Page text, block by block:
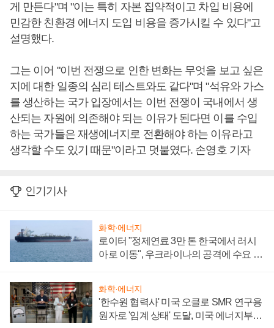
게 만든다"며 "이는 특히 자본 집약적이고 차입 비용에
민감한 친환경 에너지 도입 비용을 증가시킬 수 있다"고
설명했다.
그는 이어 "이번 전쟁으로 인한 변화는 무엇을 보고 싶은
지에 대한 일종의 심리 테스트와도 같다"며 "석유와 가스
를 생산하는 국가 입장에서는 이번 전쟁이 국내에서 생
산되는 자원에 의존해야 되는 이유가 된다면 이를 수입
하는 국가들은 재생에너지로 전환해야 하는 이유라고
생각할 수도 있기 때문"이라고 덧붙였다. 손영호 기자
인기기사
화학·에너지
로이터 "정제연료 3만 톤 한국에서 러시
아로 이동", 우크라이나의 공격에 수요 늘
화학·에너지
'한수원 협력사' 미국 오클로 SMR 연구용
원자로 '임계 상태' 도달, 미국 에너지부